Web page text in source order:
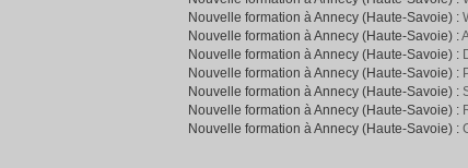
Nouvelle formation à Annecy (Haute-Savoie) :
Nouvelle formation à Annecy (Haute-Savoie) :
Nouvelle formation à Annecy (Haute-Savoie) :
Nouvelle formation à Annecy (Haute-Savoie) :
Nouvelle formation à Annecy (Haute-Savoie) :
Nouvelle formation à Annecy (Haute-Savoie) :
Nouvelle formation à Annecy (Haute-Savoie) :